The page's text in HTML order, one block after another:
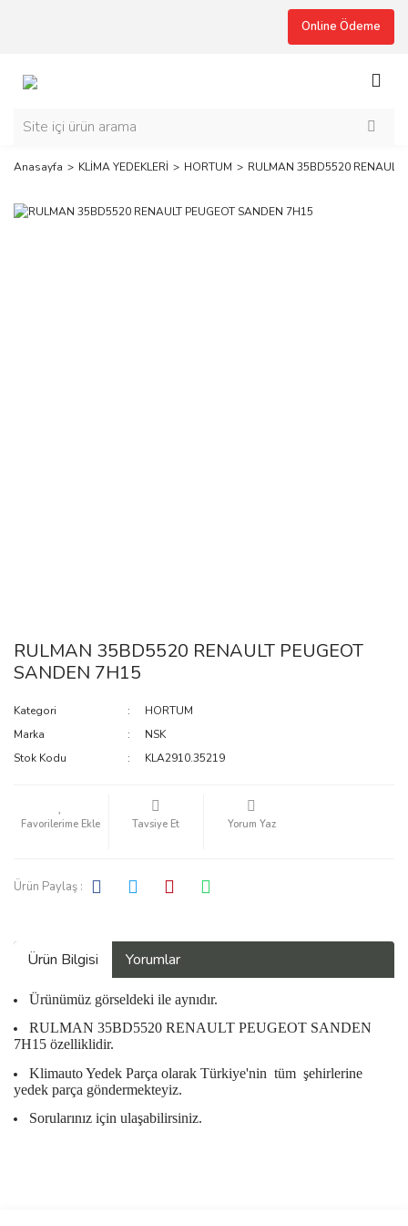
Online Ödeme
Anasayfa KLİMA YEDEKLERİ HORTUM RULMAN 35BD5520 RENAULT
RULMAN 35BD5520 RENAULT PEUGEOT
SANDEN 7H15
Kategori
HORTUM
Marka
NSK
Stok Kodu
KLA2910.35219
Tavsiye Et Yorum Yaz
Ürün Paylaş :
Ürün Bilgisi Yorumlar
Ürünümüz görseldeki ile aynıdır.
RULMAN 35BD5520 RENAULT PEUGEOT SANDEN
7H15 özelliklidir.
Klimauto Yedek Parça olarak Türkiye'nin tüm şehirlerine
yedek parça göndermekteyiz.
Sorularınız için ulaşabilirsiniz.